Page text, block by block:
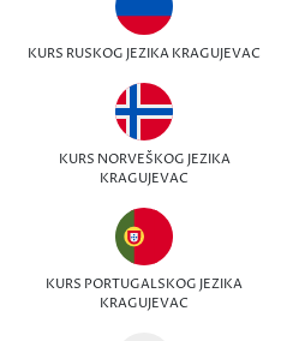
KURS RUSKOG JEZIKA KRAGUJEVAC
KURS NORVEŠKOG JEZIKA
KRAGUJEVAC
KURS PORTUGALSKOG JEZIKA
KRAGUJEVAC